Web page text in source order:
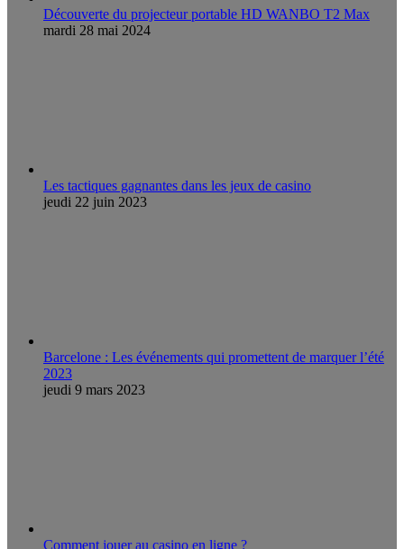
Découverte du projecteur portable HD WANBO T2 Max
mardi 28 mai 2024
Les tactiques gagnantes dans les jeux de casino
jeudi 22 juin 2023
Barcelone : Les événements qui promettent de marquer l’été
2023
jeudi 9 mars 2023
Comment jouer au casino en ligne ?